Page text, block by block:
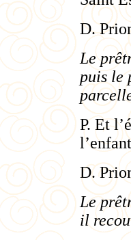
D.
Le
puisle
P. Et
D.
Le
il